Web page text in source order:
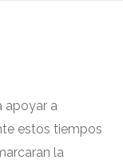
apoyar a
estos tiempos
la